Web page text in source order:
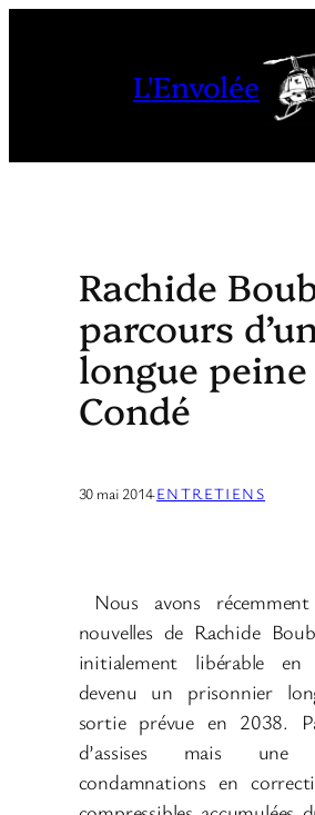
L'Envolée
Rachide
parcours
longue peine
Condé
30 mai 2014·ENTRETIENS
Nous avons
nouvelles de Rachide
initialement libérable
devenu un prisonnier
sortie prévue en 2038.
d’assises mais
condamnations en